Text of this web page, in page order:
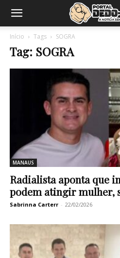
Início Tags SOGRA
Tag: SOGRA
MANAUS
Radialista aponta que
podem atingir mulher,
Sabrinna Carterr - 22/02/2026